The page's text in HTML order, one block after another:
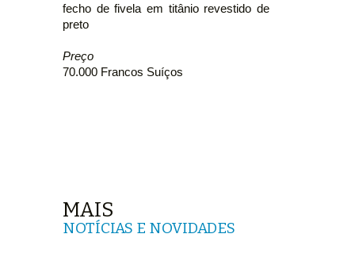
fecho de fivela em titânio revestido de
preto
Preço
70.000 Francos Suíços
MAIS
NOTÍCIAS E NOVIDADES